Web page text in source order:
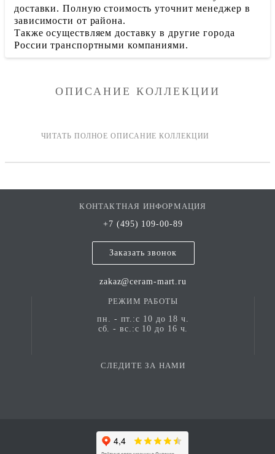
доставки. Полную стоимость уточнит менеджер в
зависимости от района.
Также осуществляем доставку в другие города
России транспортными компаниями.
ОПИСАНИЕ КОЛЛЕКЦИИ
КОНТАКТНАЯ ИНФОРМАЦИЯ
+7 (495) 109-00-89
Заказать звонок
zakaz@ceram-mart.ru
РЕЖИМ РАБОТЫ
пн. - пт.:с 10 до 18 ч.
сб. - вс.:с 10 до 16 ч.
СЛЕДИТЕ ЗА НАМИ